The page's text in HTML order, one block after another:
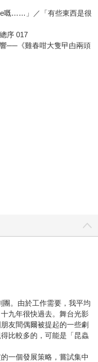
嘅……」／「有些東西是很
序 017
──《雞春咁大隻曱甴兩頭
團。由於工作需要，我平均
九年很快過去。舞台光影
友間偶爾被提起的一些劇
比較多的，可能是「昆蟲
一個發展策略，嘗試集中